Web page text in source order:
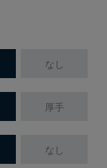
なし
厚手
なし